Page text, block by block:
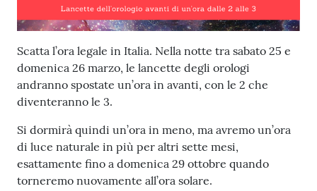
i
i
a
n
i
C
o
n
Scatta l’ora legale in Italia. Nella notte tra sabato 25 e
domenica 26 marzo, le lancette degli orologi
andranno spostate un’ora in avanti, con le 2 che
diventeranno le 3.
Si dormirà quindi un’ora in meno, ma avremo un’ora
di luce naturale in più per altri sette mesi,
esattamente fino a domenica 29 ottobre quando
torneremo nuovamente all’ora solare.